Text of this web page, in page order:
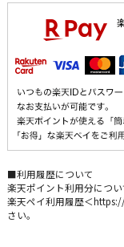
■利用履歴について
楽天ポイント利用分につ
楽天ペイ利用履歴＜
さい。